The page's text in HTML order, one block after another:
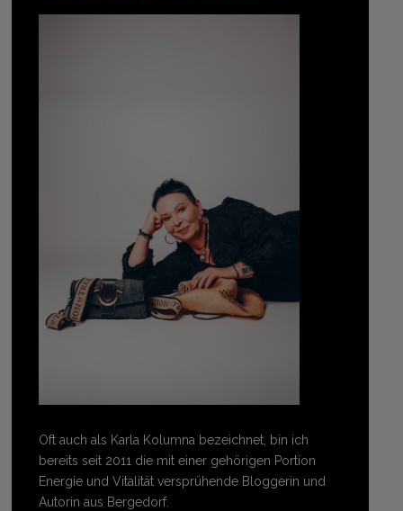
Oft auch als Karla Kolumna bezeichnet, bin ich
bereits seit 2011 die mit einer gehörigen Portion
Energie und Vitalität versprühende Bloggerin und
Autorin aus Bergedorf.